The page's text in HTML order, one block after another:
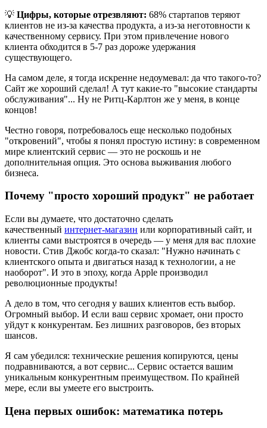
💡 Цифры, которые отрезвляют: 68% стартапов теряют
клиентов не из-за качества продукта, а из-за неготовности к
качественному сервису. При этом привлечение нового
клиента обходится в 5-7 раз дороже удержания
существующего.
На самом деле, я тогда искренне недоумевал: да что такого-то?
Сайт же хороший сделал! А тут какие-то "высокие стандарты
обслуживания"... Ну не Ритц-Карлтон же у меня, в конце
концов!
Честно говоря, потребовалось еще несколько подобных
"откровений", чтобы я понял простую истину: в современном
мире клиентский сервис — это не роскошь и не
дополнительная опция. Это основа выживания любого
бизнеса.
Почему "просто хороший продукт" не работает
Если вы думаете, что достаточно сделать
качественный интернет-магазин или корпоративный сайт, и
клиенты сами выстроятся в очередь — у меня для вас плохие
новости. Стив Джобс когда-то сказал: "Нужно начинать с
клиентского опыта и двигаться назад к технологии, а не
наоборот". И это в эпоху, когда Apple производил
революционные продукты!
А дело в том, что сегодня у ваших клиентов есть выбор.
Огромный выбор. И если ваш сервис хромает, они просто
уйдут к конкурентам. Без лишних разговоров, без вторых
шансов.
Я сам убедился: технические решения копируются, цены
подравниваются, а вот сервис... Сервис остается вашим
уникальным конкурентным преимуществом. По крайней
мере, если вы умеете его выстроить.
Цена первых ошибок: математика потерь